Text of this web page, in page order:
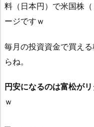
料（日本円）で米国株
ージですｗ
毎月の投資資金で買え
らね。
円安になるのは富松が
ｗ